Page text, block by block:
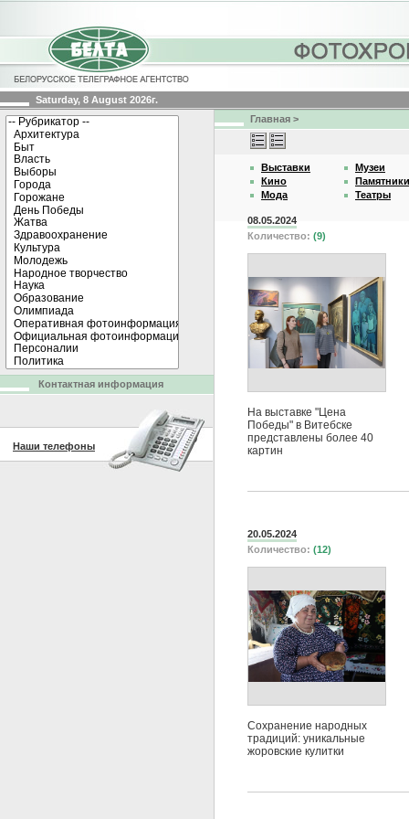
Saturday, 8 August 2026г.
Главная >
Выставки
Кино
Мода
Музеи
Памятники
Театры
08.05.2024
Количество: (9)
На выставке "Цена
Победы" в Витебске
представлены более 40
картин
20.05.2024
Количество: (12)
Сохранение народных
традиций: уникальные
жоровские кулитки
Контактная информация
Наши телефоны